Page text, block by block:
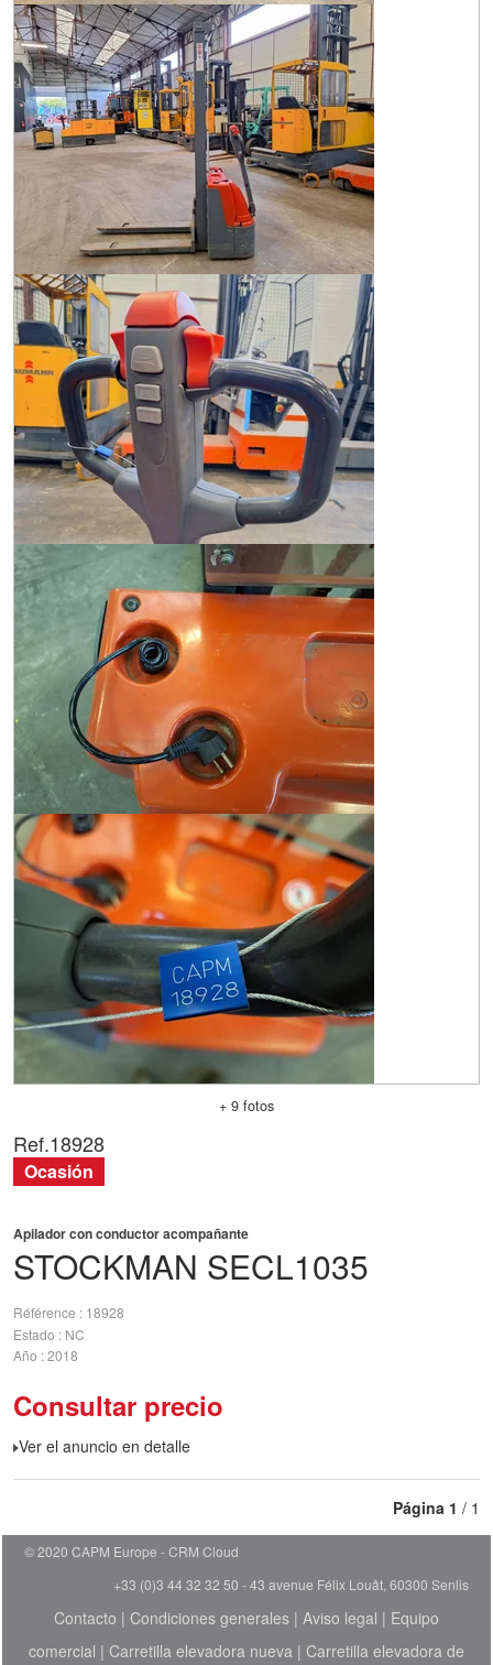
+ 9 fotos
STOCKMAN SECL1035
Apilador con conductor acompañante
Référence
18928
Estado
NC
Año 2018
Consultar precio
Ver el anuncio en detalle
Ref.18928
Ocasión
Página 1 / 1
© 2020 CAPM Europe
CRM Cloud
+33 (0)3 44 32 32 50 - 43 avenue Félix Louât, 60300 Senlis
Contacto | Condiciones generales | Aviso legal | Equipo
comercial | Carretilla elevadora nueva | Carretilla elevadora de